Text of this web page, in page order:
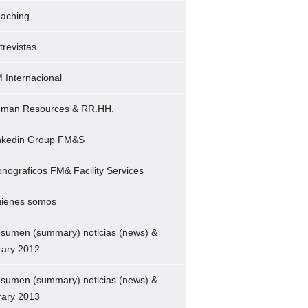
Internacional
Resources & RR.HH.
Group FM&S
FM& Facility Services
somos
(summary) noticias (news) &
2012
(summary) noticias (news) &
2013